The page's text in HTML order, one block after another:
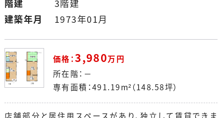
階建
3階建
建築年月
1973年01月
価格：3,980万円
所在階：－
専有面積：491.19m²（148.58坪）